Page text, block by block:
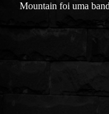
Mountain foi uma